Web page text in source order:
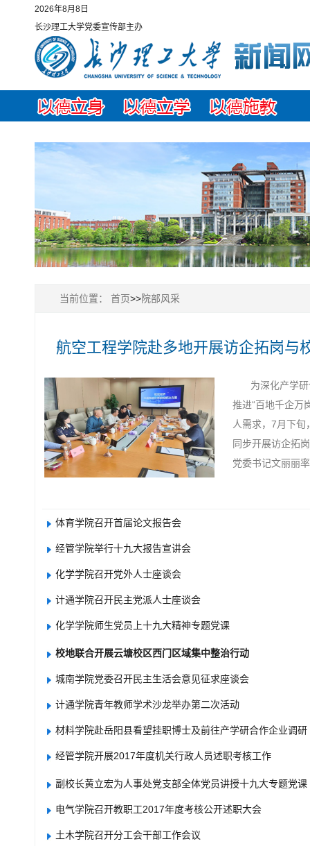
2026年8月8日
长沙理工大学党委宣传部主办
当前位置： 首页>>院部风采
航空工程学院赴多地开展访企拓岗与
为深化产学
推进“百地千企万
人需求，7月下
同步开展访企拓
党委书记文丽丽
体育学院召开首届论文报告会
经管学院举行十九大报告宣讲会
化学学院召开党外人士座谈会
计通学院召开民主党派人士座谈会
化学学院师生党员上十九大精神专题党课
校地联合开展云塘校区西门区域集中整治行动
城南学院党委召开民主生活会意见征求座谈会
计通学院青年教师学术沙龙举办第二次活动
材料学院赴岳阳县看望挂职博士及前往产学研合作企业调研
经管学院开展2017年度机关行政人员述职考核工作
副校长黄立宏为人事处党支部全体党员讲授十九大专题党课
电气学院召开教职工2017年度考核公开述职大会
土木学院召开分工会干部工作会议